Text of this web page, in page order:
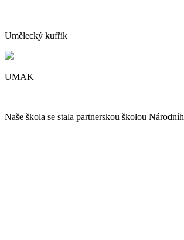
Umělecký kufřík
UMAK
Naše škola se stala partnerskou školou